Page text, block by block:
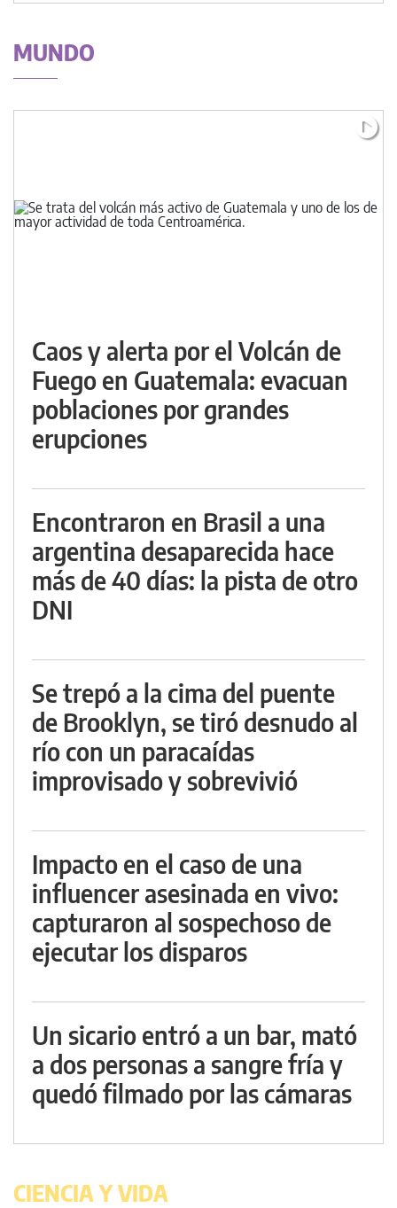
MUNDO
Caos y alerta por el Volcán de
Fuego en Guatemala: evacuan
poblaciones por grandes
erupciones
Encontraron en Brasil a una
argentina desaparecida hace
más de 40 días: la pista de otro
DNI
Se trepó a la cima del puente
de Brooklyn, se tiró desnudo al
río con un paracaídas
improvisado y sobrevivió
Impacto en el caso de una
influencer asesinada en vivo:
capturaron al sospechoso de
ejecutar los disparos
Un sicario entró a un bar, mató
a dos personas a sangre fría y
quedó filmado por las cámaras
CIENCIA Y VIDA